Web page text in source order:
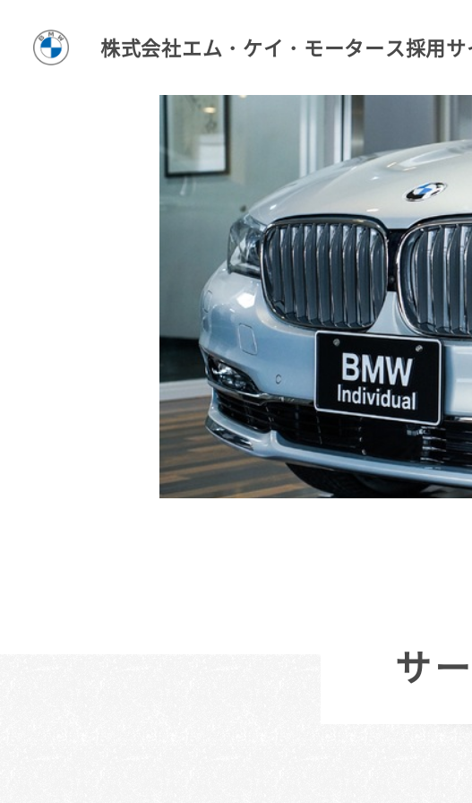
株式会社エム・ケイ・モータース採用サ
総合採用
Topに戻る
サ